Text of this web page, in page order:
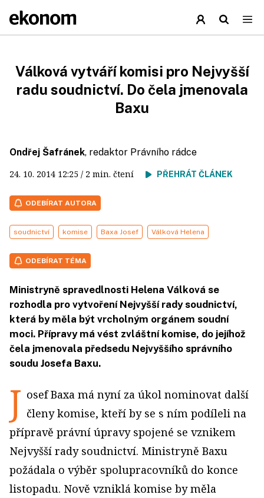
Válková vytváří komisi pro Nejvyšší
radu soudnictví. Do čela jmenovala
Baxu
Ondřej Šafránek, redaktor Právního rádce
24. 10. 2014 12:25 / 2 min. čtení PŘEHRÁT ČLÁNEK
ODEBÍRAT AUTORA
soudnictví komise Baxa Josef Válková Helena
ODEBÍRAT TÉMA
Ministryně spravedlnosti Helena Válková se
rozhodla pro vytvoření Nejvyšší rady soudnictví,
která by měla být vrcholným orgánem soudní
moci. Přípravy má vést zvláštní komise, do jejíhož
čela jmenovala předsedu Nejvyššího správního
soudu Josefa Baxu.
J osef Baxa má nyní za úkol nominovat další
členy komise, kteří by se s ním podíleli na
přípravě právní úpravy spojené se vznikem
Nejvyšší rady soudnictví. Ministryně Baxu
požádala o výběr spolupracovníků do konce
listopadu. Nově vzniklá komise by měla